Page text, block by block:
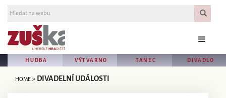
HUDBA VÝTVARNO TANEC DIVADLO
HOME » DIVADELNÍ UDÁLOSTI